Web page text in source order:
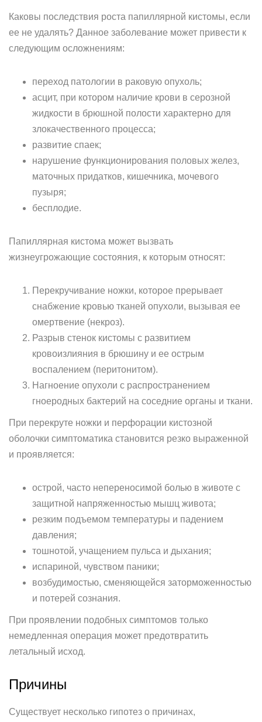
Каковы последствия роста папиллярной кистомы, если
ее не удалять? Данное заболевание может привести к
следующим осложнениям:
переход патологии в раковую опухоль;
асцит, при котором наличие крови в серозной
жидкости в брюшной полости характерно для
злокачественного процесса;
развитие спаек;
нарушение функционирования половых желез,
маточных придатков, кишечника, мочевого
пузыря;
бесплодие.
Папиллярная кистома может вызвать
жизнеугрожающие состояния, к которым относят:
Перекручивание ножки, которое прерывает
снабжение кровью тканей опухоли, вызывая ее
омертвение (некроз).
Разрыв стенок кистомы с развитием
кровоизлияния в брюшину и ее острым
воспалением (перитонитом).
Нагноение опухоли с распространением
гноеродных бактерий на соседние органы и ткани.
При перекруте ножки и перфорации кистозной
оболочки симптоматика становится резко выраженной
и проявляется:
острой, часто непереносимой болью в животе с
защитной напряженностью мышц живота;
резким подъемом температуры и падением
давления;
тошнотой, учащением пульса и дыхания;
испариной, чувством паники;
возбудимостью, сменяющейся заторможенностью
и потерей сознания.
При проявлении подобных симптомов только
немедленная операция может предотвратить
летальный исход.
Причины
Существует несколько гипотез о причинах,